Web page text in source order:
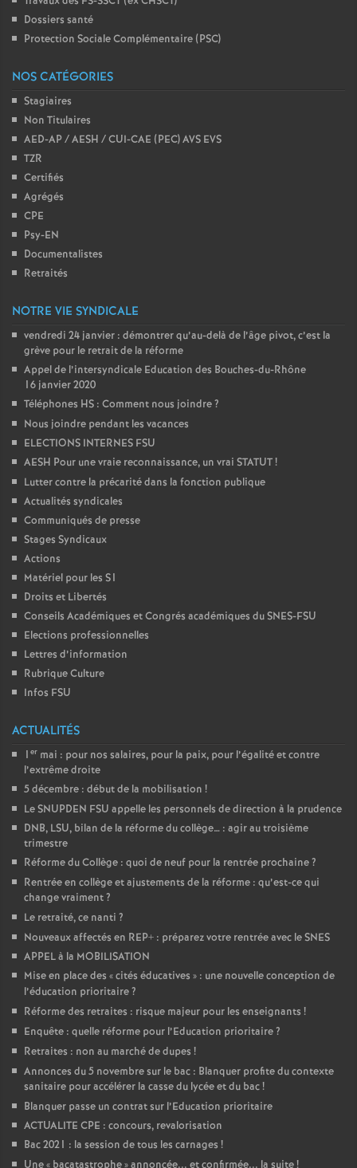
Dossiers santé
Protection Sociale Complémentaire (PSC)
NOS CATÉGORIES
Stagiaires
Non Titulaires
AED-AP / AESH / CUI-CAE (PEC) AVS EVS
TZR
Certifiés
Agrégés
CPE
Psy-EN
Documentalistes
Retraités
NOTRE VIE SYNDICALE
vendredi 24 janvier : démontrer qu’au-delà de l’âge pivot, c’est la
grève pour le retrait de la réforme
Appel de l’intersyndicale Education des Bouches-du-Rhône
16 janvier 2020
Téléphones HS : Comment nous joindre?
Nous joindre pendant les vacances
ELECTIONS INTERNES FSU
AESH Pour une vraie reconnaissance, un vrai STATUT!
Lutter contre la précarité dans la fonction publique
Actualités syndicales
Communiqués de presse
Stages Syndicaux
Actions
Matériel pour les S1
Droits et Libertés
Conseils Académiques et Congrés académiques du SNES-FSU
Elections professionnelles
Lettres d’information
Rubrique Culture
Infos FSU
ACTUALITÉS
1 er mai : pour nos salaires, pour la paix, pour l’égalité et contre
l’extrême droite
5 décembre : début de la mobilisation !
Le SNUPDEN FSU appelle les personnels de direction à la prudence
DNB, LSU, bilan de la réforme du collège… : agir au troisième
trimestre
Réforme du Collège : quoi de neuf pour la rentrée prochaine?
Rentrée en collège et ajustements de la réforme : qu’est-ce qui
change vraiment?
Le retraité, ce nanti ?
Nouveaux affectés en REP+ : préparez votre rentrée avec le SNES
APPEL à la MOBILISATION
Mise en place des «cités éducatives » : une nouvelle conception de
l’éducation prioritaire?
Réforme des retraites : risque majeur pour les enseignants !
Enquête : quelle réforme pour l’Education prioritaire?
Retraites : non au marché de dupes !
Annonces du 5 novembre sur le bac : Blanquer profite du contexte
sanitaire pour accélérer la casse du lycée et du bac!
Blanquer passe un contrat sur l’Education prioritaire
ACTUALITE CPE : concours, revalorisation
Bac 2021 : la session de tous les carnages !